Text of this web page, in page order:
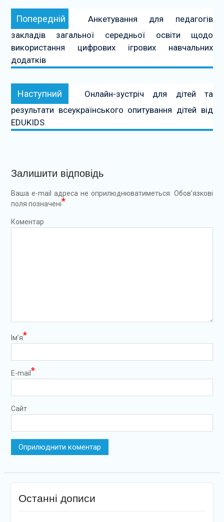
Навігація
записів
Попередній Попередній:
Анкетування для педагогів
закладів загальної середньої освіти щодо
використання цифрових ігрових навчальних
додатків
Наступний Наступний:
Онлайн-зустріч для дітей та
результати всеукраїнського опитування дітей від
EDUKIDS
Залишити відповідь
Ваша e-mail адреса не оприлюднюватиметься. Обов’язкові
поля позначені*
Коментар
Ім’я*
E-mail *
Сайт
Останні дописи